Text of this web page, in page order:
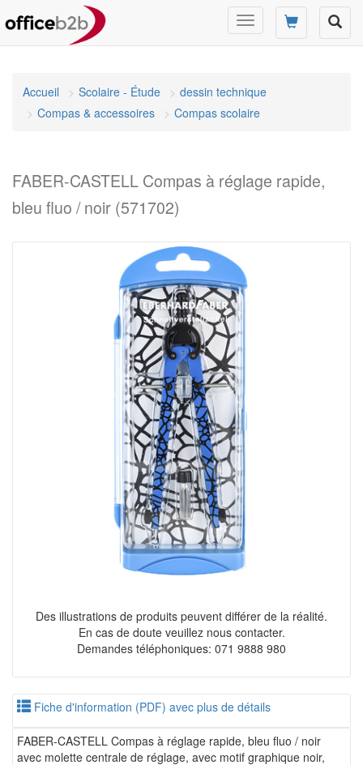
Changer
mode
Accueil
Scolaire - Étude
dessin technique
Compas & accessoires
Compas scolaire
FABER-CASTELL Compas à réglage rapide,
bleu fluo / noir (571702)
Des illustrations de produits peuvent différer de la réalité.
En cas de doute veuillez nous contacter.
Demandes téléphoniques: 071 9888 980
Fiche d'information (PDF) avec plus de détails
FABER-CASTELL Compas à réglage rapide, bleu fluo / noir
avec molette centrale de réglage, avec motif graphique noir,